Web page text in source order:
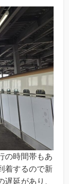
の時間帯もあ
着するので新
延があり、